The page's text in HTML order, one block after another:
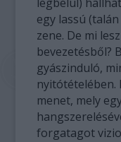
legbelül)
egy lassú
zene. De mi
bevezetésből?
gyászinduló,
nyitótételében.
menet, mely
forgatagot